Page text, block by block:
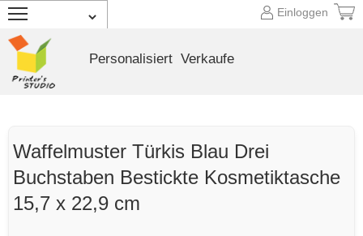
Waffelmuster Türkis Blau Drei
Buchstaben Bestickte Kosmetiktasche
15,7 x 22,9 cm
Einloggen
Personalisiert Verkaufe